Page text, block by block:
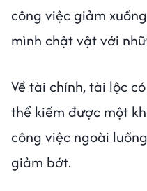
công việc giảm
mình chật vật với
Về tài chính, tài lộc
thể kiếm được một
công việc ngoài
giảm bớt.